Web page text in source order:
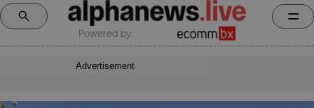
Powered by:
Advertisement